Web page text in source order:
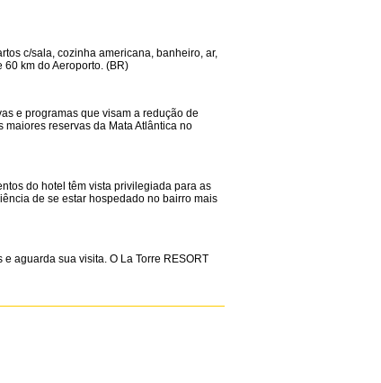
c/sala, cozinha americana, banheiro, ar,
60 km do Aeroporto. (BR)
e programas que visam a redução de
reservas da Mata Atlântica no
do hotel têm vista privilegiada para as
de se estar hospedado no bairro mais
aguarda sua visita. O La Torre RESORT